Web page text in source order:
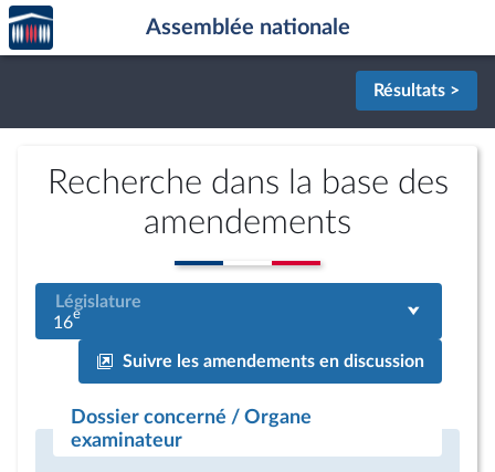
Aller au contenu
Aller en bas de la page
Accèder
à la
page
Assemblée nationale
Résultats >
Recherche dans la base des
amendements
Législature
16e
Suivre les amendements en discussion
Dossier concerné / Organe
examinateur